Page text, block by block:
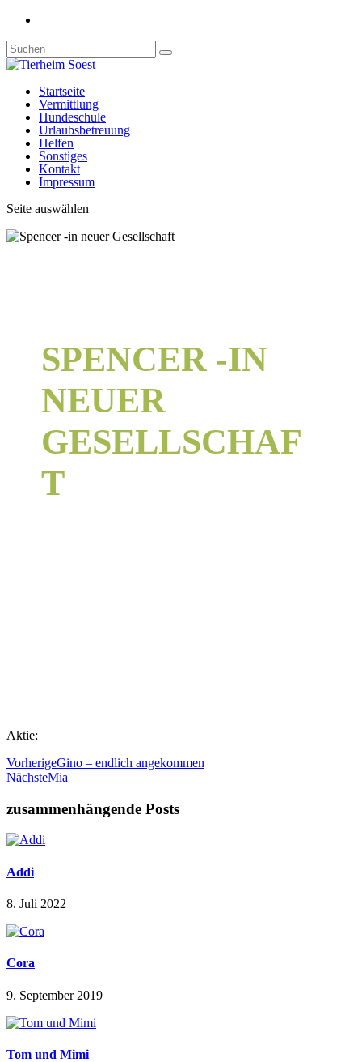
Startseite
Vermittlung
Hundeschule
Urlaubsbetreuung
Helfen
Sonstiges
Kontakt
Impressum
Seite auswählen
SPENCER -IN
NEUER
GESELLSCHAF
T
Aktie:
VorherigeGino – endlich angekommen
NächsteMia
zusammenhängende Posts
Addi
8. Juli 2022
Cora
9. September 2019
Tom und Mimi